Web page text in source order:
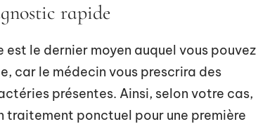
rapide
le dernier moyen auquel vous pouvez
car le médecin vous prescrira des
présentes. Ainsi, selon votre cas,
ponctuel pour une première